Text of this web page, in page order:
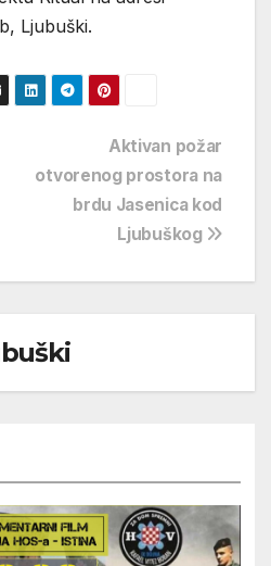
Ljubuški.
Aktivan požar
otvorenog prostora na
brdu Jasenica kod
Ljubuškog